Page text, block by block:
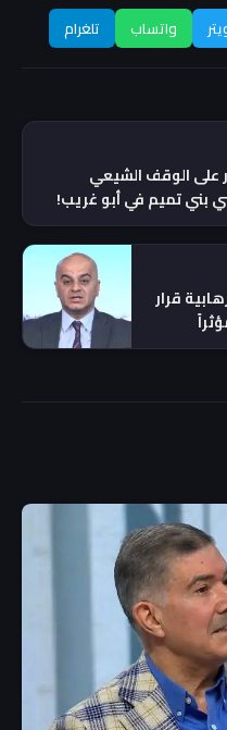
واتساب تلغرام
على الوقف الشيعي
بني تميم في أبو غريب!
قرار